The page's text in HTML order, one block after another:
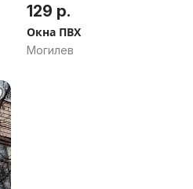
129 р.
Окна ПВХ
Могилев